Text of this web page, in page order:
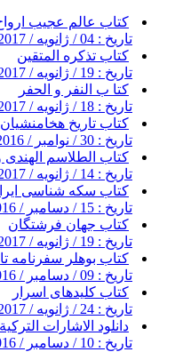
کتاب عالم عجیب
تاریخ : 04 / ژانویه / 2017
کتاب تذکره المتقین
تاریخ : 19 / ژانویه / 2017
کتا ب النفر و الحفر
تاریخ : 18 / ژانویه / 2017
کتاب تاریخ هخامنشیان
تاریخ : 30 / نوامبر / 2016
کتاب الطلاسم
تاریخ : 14 / ژانویه / 2017
کتاب سکه شناسی
تاریخ : 15 / دسامبر / 2016
کتاب جهان فرشتگان
تاریخ : 19 / ژانویه / 2017
کتاب بوهلر سفرنامه
تاریخ : 09 / دسامبر / 2016
کتاب کلیدهای اسرار
تاریخ : 24 / ژانویه / 2017
دانلود الاشارات
تاریخ : 10 / دسامبر / 2016